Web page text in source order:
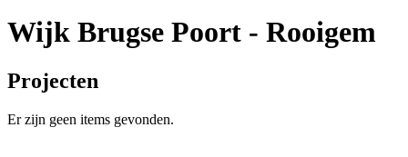
Wijk Brugse Poort - Rooigem
Projecten
Er zijn geen items gevonden.